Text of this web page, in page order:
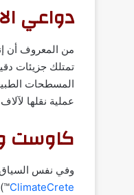
دواعي
من المعروف أن
تمتلك جزيئات
المسطحات
عملية نقلها
كاوست
وفي نفس السياق
ClimateCrete